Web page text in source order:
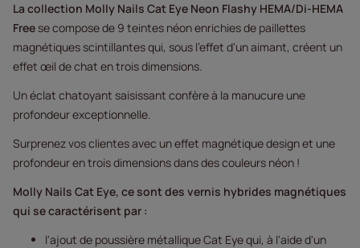
La collection Molly Nails Cat Eye Neon Flashy HEMA/Di-HEMA
Freese compose de 9 teintes néon enrichies de paillettes
magnétiques scintillantes qui, sous l'effet d'un aimant, créent un
effet œil de chat en trois dimensions.
Un éclat chatoyant saisissant confère à la manucure une
profondeur exceptionnelle.
Surprenez vos clientes avec un effet magnétique design et une
profondeur en trois dimensions dans des couleurs néon !
Molly Nails Cat Eye, ce sont des vernis hybrides magnétiques
qui se caractérisent par :
l'ajout de poussière métallique Cat Eye qui, à l'aide d'un